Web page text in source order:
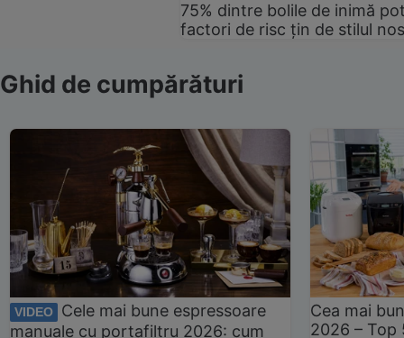
75% dintre bolile de inimă
factori de risc țin de stilul
Ghid de cumpărături
VIDEO
Cele mai bune espressoare
manuale cu portafiltru 2026: cum
Cea mai
2026 –